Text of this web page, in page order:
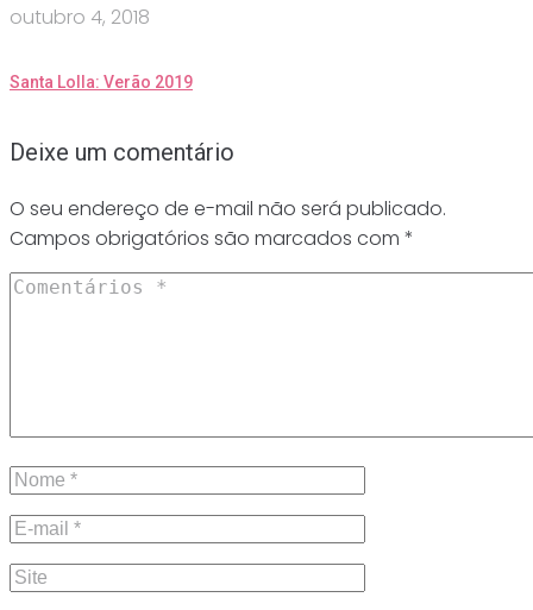
outubro 4, 2018
Santa Lolla: Verão 2019
Deixe um comentário
O seu endereço de e-mail não será publicado.
Campos obrigatórios são marcados com *